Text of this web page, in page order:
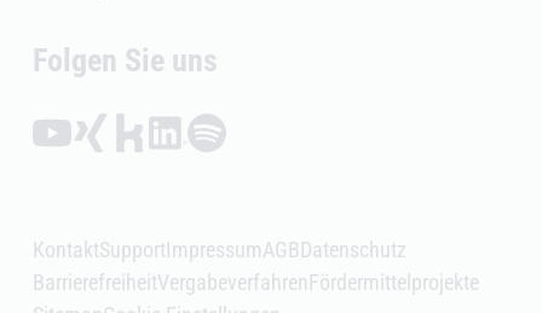
Folgen Sie uns
Folgen auf YouTube (Öffnet externen Link)
Folgen auf Xing (Öffnet externen Link)
Folgen auf Kununu (Öffnet externen Link)
Folgen auf LinkedIn (Öffnet externen Link)
Folgen auf Spotify (Öffnet externen Link)
KontaktSupportImpressumAGBDatenschutz
BarrierefreiheitVergabeverfahrenFördermittelprojekte